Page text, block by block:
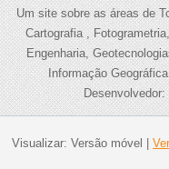
Um site sobre as áreas de
Cartografia ,
Engenharia,
Informação
Desenvolvedor:
Visualizar: Versão móvel